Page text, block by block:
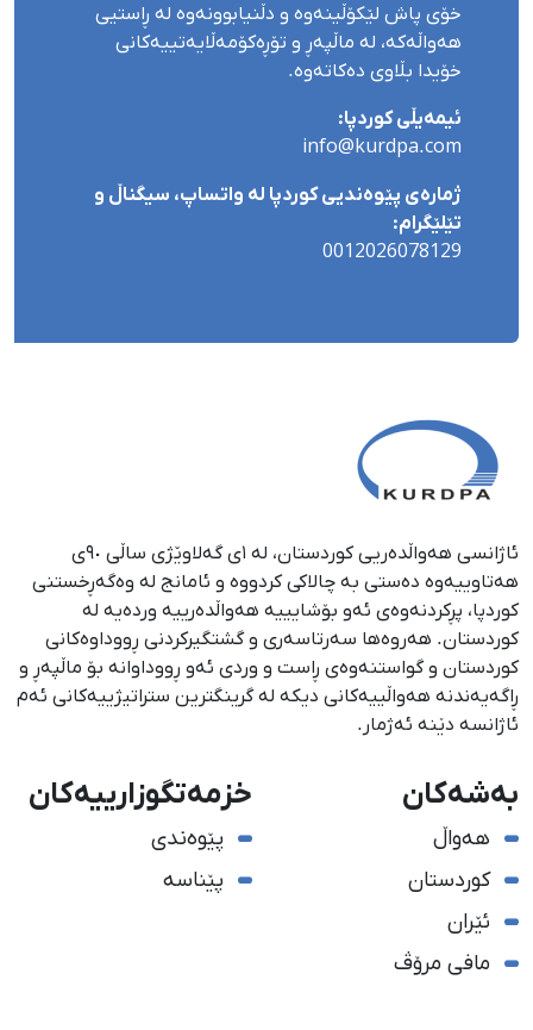
خۆی پاش لێکۆڵینەوە و دڵنیابوونەوە لە ڕاستیی
هەواڵەکە، لە ماڵپەڕ و تۆڕەکۆمەڵایەتییەکانی
خۆیدا بڵاوی دەکاتەوە.
ئیمەیڵی کوردپا:
info@kurdpa.com
ژمارەی پێوەندیی کوردپا لە واتساپ، سیگناڵ و
تێلێگرام:
0012026078129
ئاژانسی هەواڵدەریی کوردستان، لە ١ی گەلاوێژی ساڵی ٩٠ی
هەتاوییەوە دەستی بە چالاکی کردووە و ئامانج لە وەگەڕخستنی
كوردپا، پڕكردنەوەی ئەو بۆشایییە هەواڵدەرییە وردەیە لە
كوردستان. هەروەها سەرتاسەری و گشتگیركردنی ڕووداوەكانی
كوردستان و گواستنەوەی ڕاست و وردی ئەو ڕووداوانە بۆ ماڵپەڕ و
ڕاگەیەندنە هەواڵییەكانی دیكە لە گرینگترین ستراتیژییەكانی ئەم
ئاژانسە دێنە ئەژمار.
بەشەکان
هەواڵ
کوردستان
ئێران
مافی مرۆڤ
خزمەتگوزارییەکان
پێوەندی
پێناسە